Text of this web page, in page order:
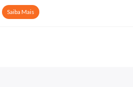
Saiba Mais